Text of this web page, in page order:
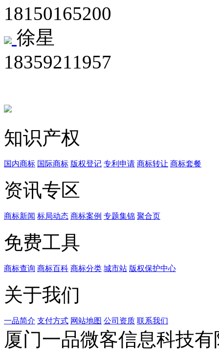
18150165200
徐星
18359211957
知识产权
国内商标 国际商标 版权登记 专利申请 商标转让 商标套餐
资讯专区
商标新闻 标局动态 商标案例 专题集锦 聚合页
免费工具
商标查询 商标百科 商标分类 城市站 版权保护中心
关于我们
一品简介 支付方式 网站地图 公司资质 联系我们
厦门一品微客信息科技